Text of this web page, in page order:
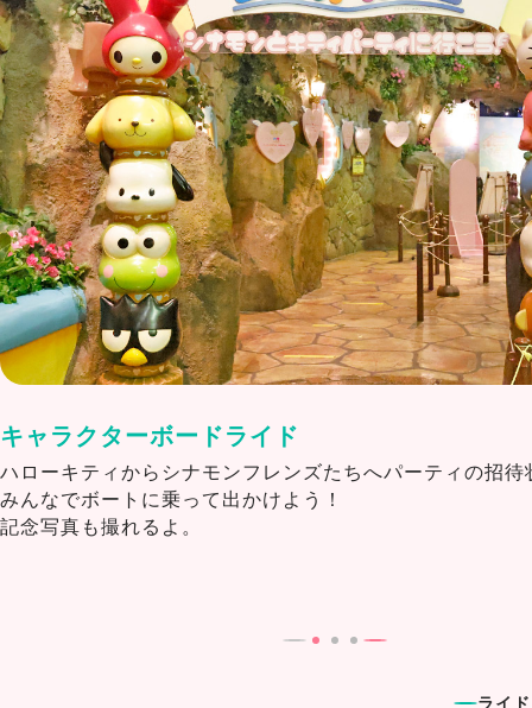
キャラクターボードライド
ハローキティからシナモンフレンズたちへパーティの招待
みんなでボートに乗って出かけよう！
記念写真も撮れるよ。
ライ